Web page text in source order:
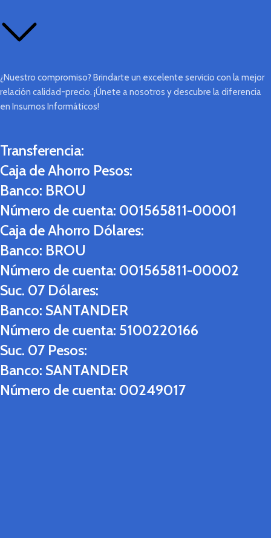
¿Nuestro compromiso? Brindarte un excelente servicio con la mejor
relación calidad-precio. ¡Únete a nosotros y descubre la diferencia
en Insumos Informáticos!
Transferencia:
Caja de Ahorro Pesos:
Banco: BROU
Número de cuenta: 001565811-00001
Caja de Ahorro Dólares:
Banco: BROU
Número de cuenta: 001565811-00002
Suc. 07 Dólares:
Banco: SANTANDER
Número de cuenta: 5100220166
Suc. 07 Pesos:
Banco: SANTANDER
Número de cuenta: 00249017